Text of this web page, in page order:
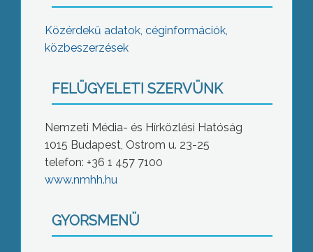
Közérdekű adatok, céginformációk,
közbeszerzések
FELÜGYELETI SZERVÜNK
Nemzeti Média- és Hírközlési Hatóság
1015 Budapest, Ostrom u. 23-25
telefon: +36 1 457 7100
www.nmhh.hu
GYORSMENÜ